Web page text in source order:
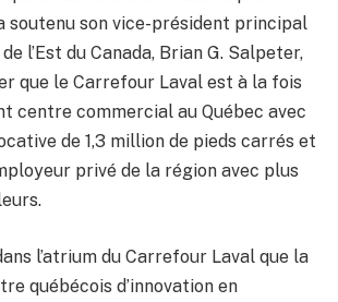
soutenu son vice-président principal
l’Est du Canada, Brian G. Salpeter,
que le Carrefour Laval est à la fois
centre commercial au Québec avec
de 1,3 million de pieds carrés et
privé de la région avec plus
l’atrium du Carrefour Laval que la
québécois d’innovation en